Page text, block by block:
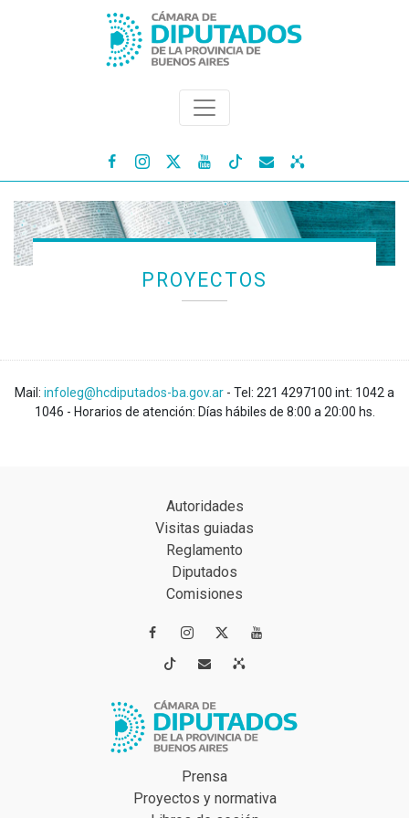
   
PROYECTOS
Mail: infoleg@hcdiputados-ba.gov.ar - Tel: 221 4297100 int: 1042 a
1046 - Horarios de atención: Días hábiles de 8:00 a 20:00 hs.
Autoridades
Visitas guiadas
Reglamento
Diputados
Comisiones
 
 
Prensa
Proyectos y normativa